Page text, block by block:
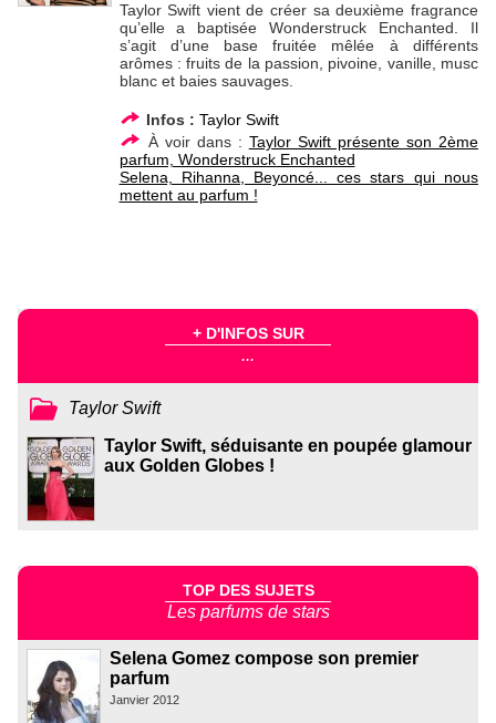
Taylor Swift vient de créer sa deuxième fragrance
qu’elle a baptisée Wonderstruck Enchanted. Il
s’agit d’une base fruitée mêlée à différents
arômes : fruits de la passion, pivoine, vanille, musc
blanc et baies sauvages.
Infos : Taylor Swift
À voir dans : Taylor Swift présente son 2ème
parfum, Wonderstruck Enchanted
Selena, Rihanna, Beyoncé... ces stars qui nous
mettent au parfum !
+ D'INFOS SUR
...
Taylor Swift
Taylor Swift, séduisante en poupée glamour
aux Golden Globes !
TOP DES SUJETS
Les parfums de stars
Selena Gomez compose son premier
parfum
Janvier 2012